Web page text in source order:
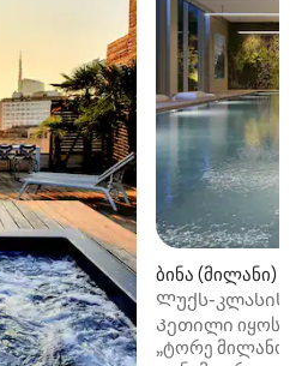
ბინა (მილანი)
Ლუქს-კლასის 11°
• სპორტდარბაზი
Კეთილი იყოს
„ტორე